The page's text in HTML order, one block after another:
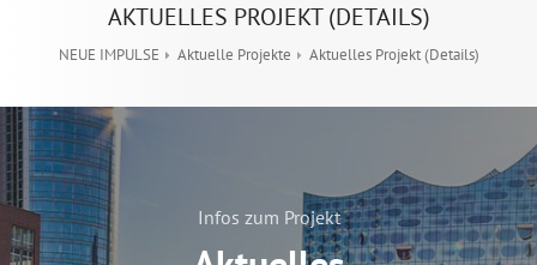
AKTUELLES PROJEKT (DETAILS)
NEUE IMPULSE Aktuelle Projekte Aktuelles Projekt (Details)
Infos zum Projekt